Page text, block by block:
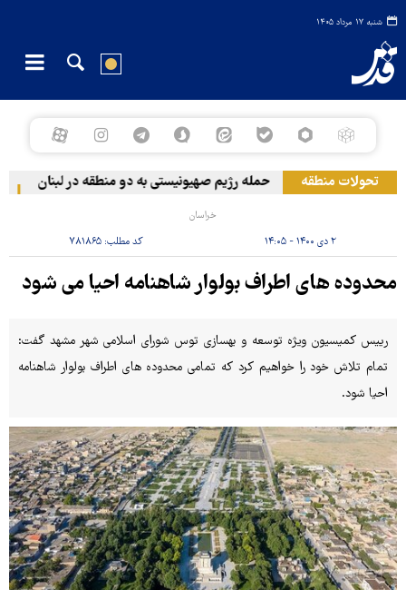
شنبه ۱۷ مرداد ۱۴۰۵
تحولات منطقه حمله رژیم صهیونیستی به دو منطقه در لبنان
خراسان
۲ دی ۱۴۰۰ - ۱۴:۰۵ کد مطلب: ۷۸۱۸۶۵
محدوده های اطراف بولوار شاهنامه احیا می شود
رییس کمیسیون ویژه توسعه و بهسازی توس شورای اسلامی شهر مشهد گفت:
تمام تلاش خود را خواهیم کرد که تمامی محدوده های اطراف بولوار شاهنامه
احیا شود.